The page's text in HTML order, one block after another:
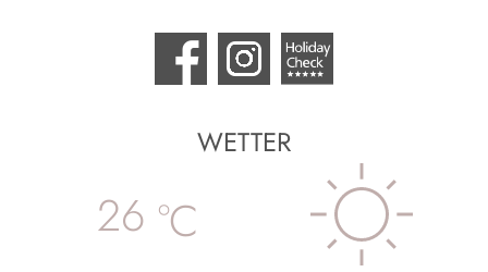
WETTER
26 °C